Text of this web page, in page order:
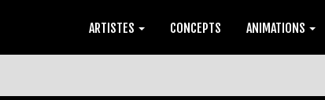
ARTISTES CONCEPTS ANIMATIONS